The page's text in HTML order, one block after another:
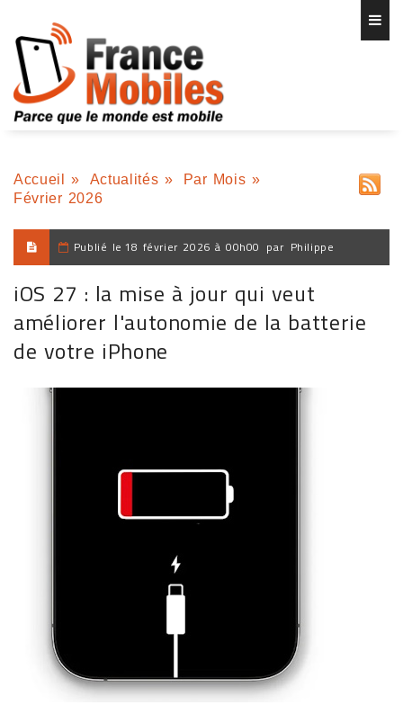
Accueil » Actualités » Par Mois »
Février 2026
Publié le 18 février 2026 à 00h00 par Philippe
iOS 27 : la mise à jour qui veut
améliorer l'autonomie de la batterie
de votre iPhone